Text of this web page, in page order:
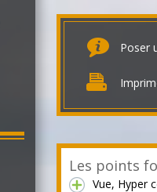
Poser
Les points
Vue, Hyper